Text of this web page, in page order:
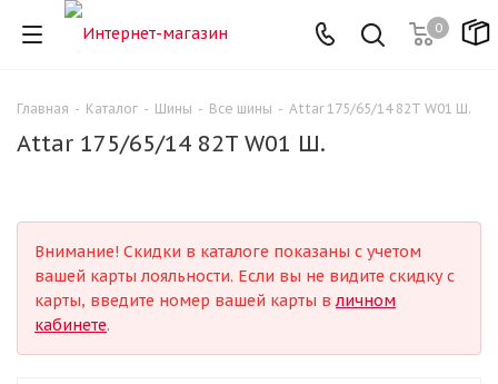
0
Главная - Каталог - Шины - Все шины - Attar 175/65/14 82T W01 Ш.
Attar 175/65/14 82T W01 Ш.
Внимание! Скидки в каталоге показаны с учетом
вашей карты лояльности. Если вы не видите скидку с
карты, введите номер вашей карты вличном
кабинете.